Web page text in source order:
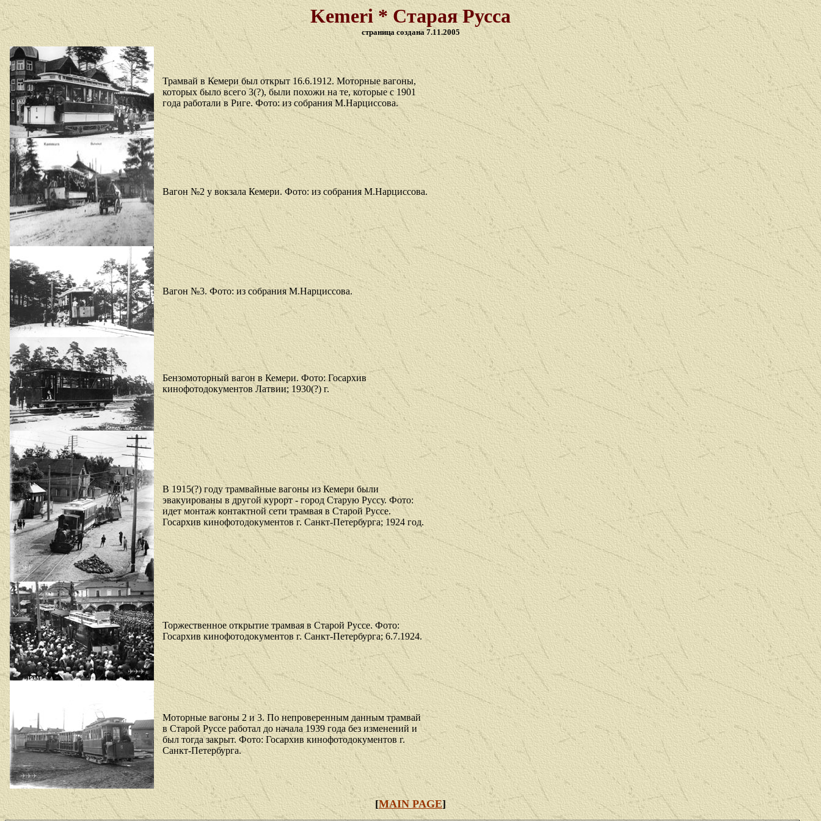
Kemeri * Старая Русса
страница создана 7.11.2005
Трамвай в Кемери был открыт 16.6.1912. Моторные вагоны,
которых было всего 3(?), были похожи на те, которые с 1901
года работали в Риге. Фото: из собрания М.Нарциссова.
Вагон №2 у вокзала Кемери.Фото: из собрания М.Нарциссова.
Вагон №3. Фото: из собрания М.Нарциссова.
Бензомоторный вагон в Кемери. Фото: Госархив
кинофотодокументов Латвии; 1930(?) г.
В 1915(?) году трамвайные вагоны из Кемери были
эвакуированы в другой курорт - город Старую Руссу. Фото:
идет монтаж контактной сети трамвая в Старой Руссе.
Госархив кинофотодокументов г. Санкт-Петербурга; 1924 год.
Торжественное открытие трамвая в Старой Руссе.Фото:
Госархив кинофотодокументов г. Санкт-Петербурга; 6.7.1924.
Моторные вагоны 2 и 3. По непроверенным данным трамвай
в Старой Руссе работал до начала 1939 года без изменений и
был тогда закрыт. Фото: Госархив кинофотодокументов г.
Санкт-Петербурга.
[MAIN PAGE]